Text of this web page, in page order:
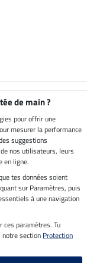
de main ?
pour offrir une
mesurer la performance
suggestions
nos utilisateurs, leurs
en ligne.
tes données soient
sur Paramètres, puis
à une navigation
paramètres. Tu
section Protection